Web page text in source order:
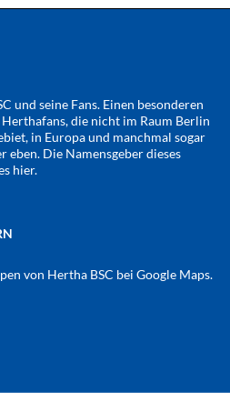
und seine Fans. Einen besonderen
die nicht im Raum Berlin
in Europa und manchmal sogar
Die Namensgeber dieses
hier.
von Hertha BSC bei Google Maps.